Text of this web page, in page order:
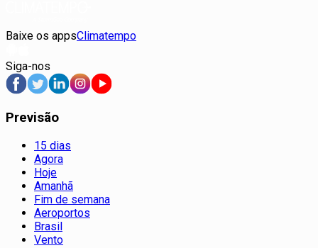
Baixe os appsClimatempo
Siga-nos
Previsão
15 dias
Agora
Hoje
Amanhã
Fim de semana
Aeroportos
Brasil
Vento